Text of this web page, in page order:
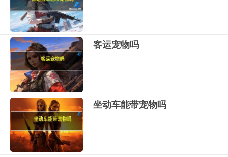
客运宠物吗
坐动车能带宠物吗